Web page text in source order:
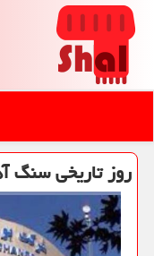
روز تاریخی سنگ